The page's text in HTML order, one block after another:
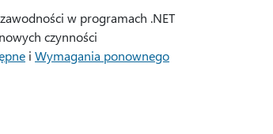
w programach .NET
czynności
i Wymagania ponownego